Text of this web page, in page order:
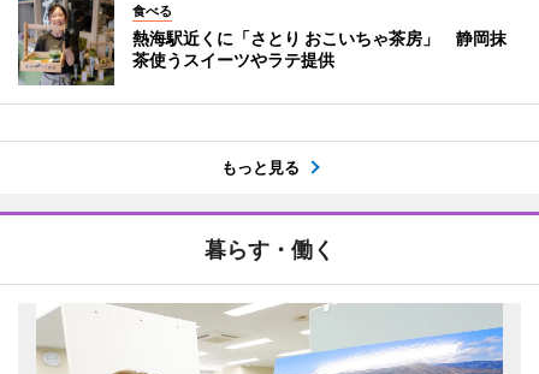
食べる
熱海駅近くに「さとり おこいちゃ茶房」 静岡抹
茶使うスイーツやラテ提供
もっと見る
暮らす・働く